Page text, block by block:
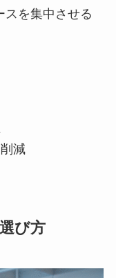
スを集中させる
減
び方